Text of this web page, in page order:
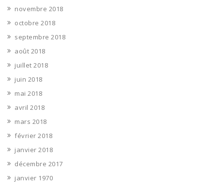
novembre 2018
octobre 2018
septembre 2018
août 2018
juillet 2018
juin 2018
mai 2018
avril 2018
mars 2018
février 2018
janvier 2018
décembre 2017
janvier 1970